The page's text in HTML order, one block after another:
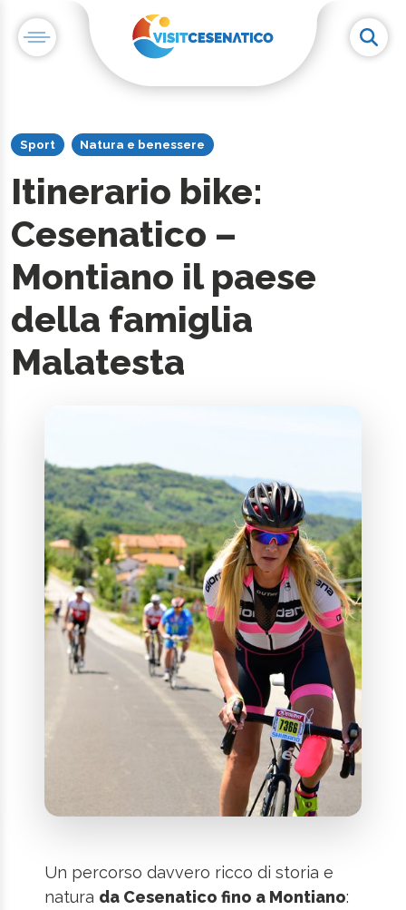
Sport Natura e benessere
Itinerario bike:
Cesenatico –
Montiano il paese
della famiglia
Malatesta
Un percorso davvero ricco di storia e
natura da Cesenatico fino a Montiano: